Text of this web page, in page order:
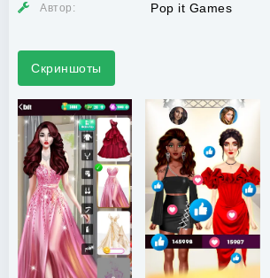
Автор: Pop it Games
Скриншоты